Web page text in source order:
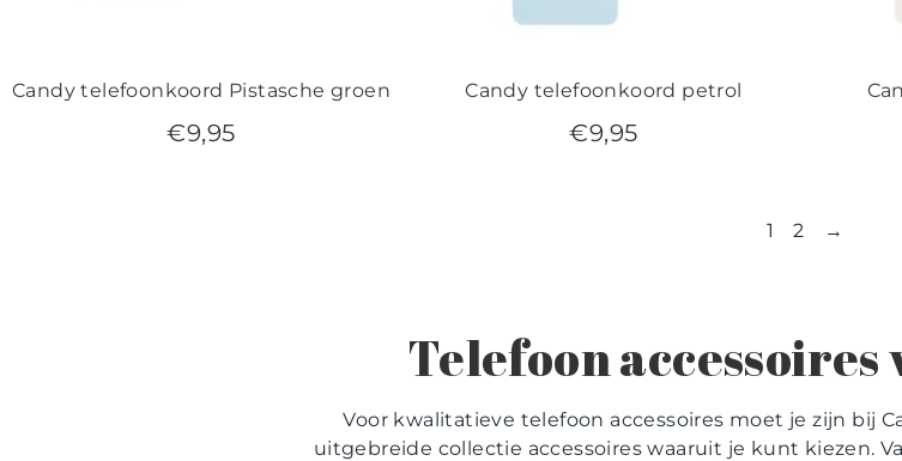
Candy telefoonkoord Pistasche groen
€9,95
Candy telefoonkoord petrol
€9,95
1 2 →
Telefoon
Voor kwalitatieve telefoon accessoires moet je zijn bij
uitgebreide collectie accessoires waaruit je kunt kiezen.